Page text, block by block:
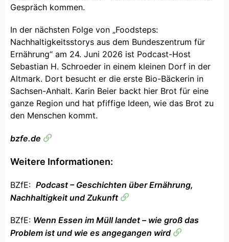
Gespräch kommen.
In der nächsten Folge von „Foodsteps:
Nachhaltigkeitsstorys aus dem Bundeszentrum für
Ernährung“ am 24. Juni 2026 ist Podcast-Host
Sebastian H. Schroeder in einem kleinen Dorf in der
Altmark. Dort besucht er die erste Bio-Bäckerin in
Sachsen-Anhalt. Karin Beier backt hier Brot für eine
ganze Region und hat pfiffige Ideen, wie das Brot zu
den Menschen kommt.
bzfe.de
Weitere Informationen:
BZfE: Podcast – Geschichten über Ernährung,
Nachhaltigkeit und Zukunft
BZfE: Wenn Essen im Müll landet – wie groß das
Problem ist und wie es angegangen wird